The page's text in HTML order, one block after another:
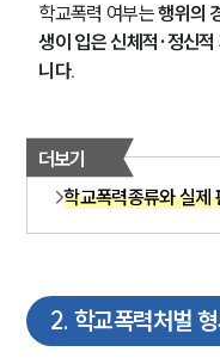
학교폭력 여부는 행위의
생이 입은 신체적·정신
니다.
더보기
학교폭력종류와 실제
2. 학교폭력처벌